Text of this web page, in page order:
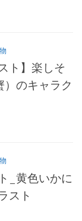
ト】楽しそ
）のキャラク
_黄色いかに
スト